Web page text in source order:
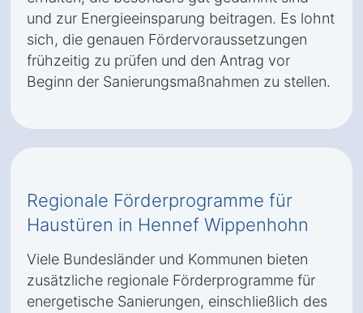
und zur Energieeinsparung beitragen. Es lohnt
sich, die genauen Fördervoraussetzungen
frühzeitig zu prüfen und den Antrag vor
Beginn der Sanierungsmaßnahmen zu stellen.
Regionale Förderprogramme für
Haustüren in Hennef Wippenhohn
Viele Bundesländer und Kommunen bieten
zusätzliche regionale Förderprogramme für
energetische Sanierungen, einschließlich des